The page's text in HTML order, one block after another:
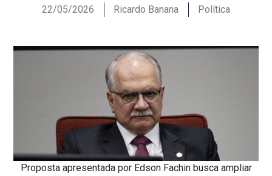
22/05/2026 Ricardo Banana Política
Proposta apresentada por Edson Fachin busca ampliar